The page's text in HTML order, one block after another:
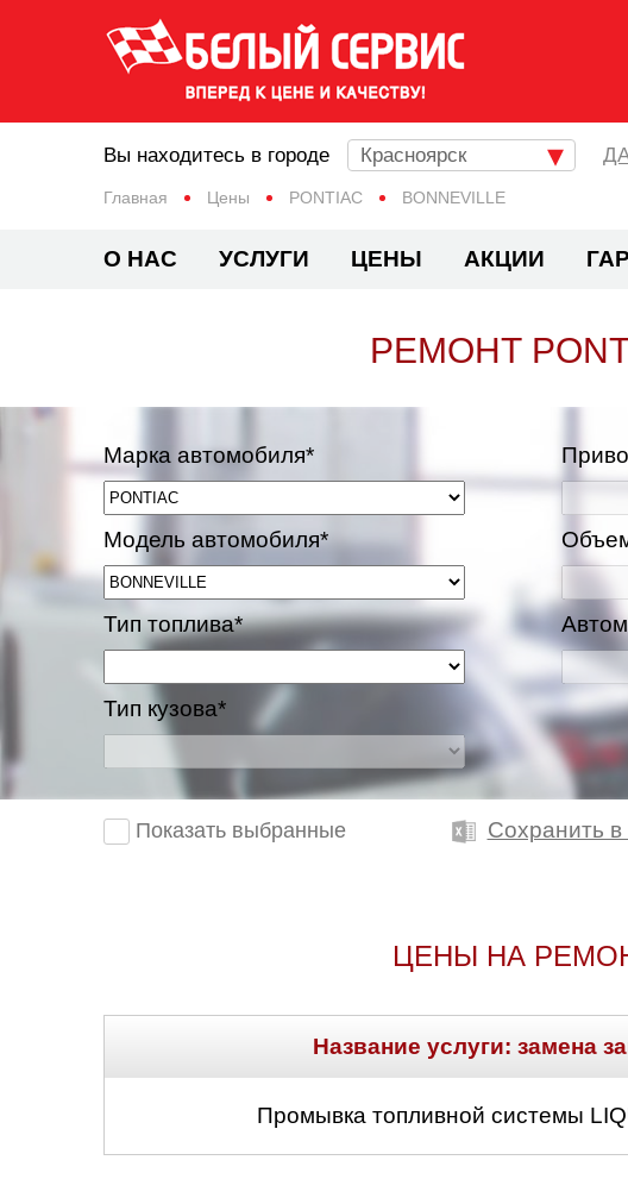
Главная Цены PONTIAC BONNEVILLE
Вы находитесь в городе Красноярск
О НАС УСЛУГИ ЦЕНЫ АКЦИИ
РЕМОНТ
Марка автомобиля*
Модель автомобиля*
Тип топлива*
Тип кузова*
Показать выбранные Сохранить в
ЦЕНЫ НА
Название услуги: замена
Промывка топливной системы